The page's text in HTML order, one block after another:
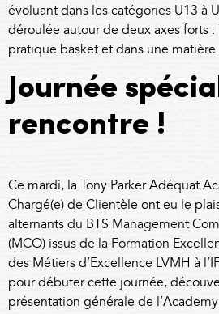
évoluant dans les catégories U13 à
déroulée autour de deux axes forts
pratique basket et dans une
Journée
rencontre !
Ce mardi, la Tony Parker Adéquat
Chargé(e) de Clientèle ont eu le
alternants du BTS Management
(MCO) issus de la Formation
des Métiers d’Excellence LVMH à
pour débuter cette journée,
présentation générale de